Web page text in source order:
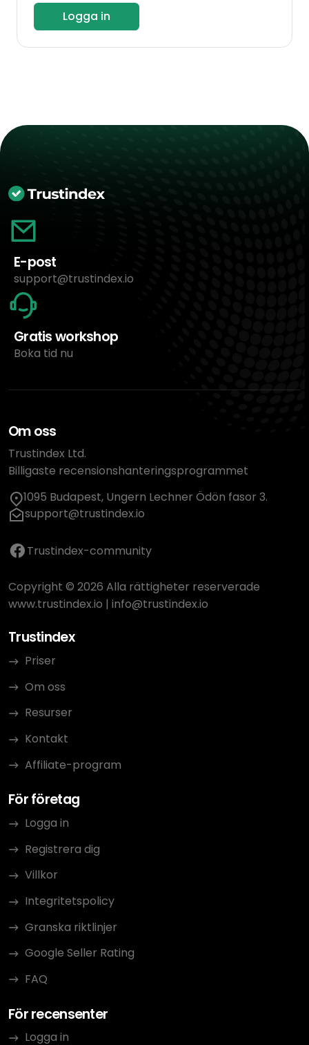
Logga in
E-post
support@trustindex.io
Gratis workshop
Boka tid nu
Om oss
Trustindex Ltd.
Billigaste recensionshanteringsprogrammet
1095 Budapest, Ungern Lechner Ödön fasor 3.
support@trustindex.io
Trustindex-community
Copyright © 2026 Alla rättigheter reserverade
www.trustindex.io | info@trustindex.io
Trustindex
Priser
Om oss
Resurser
Kontakt
Affiliate-program
För företag
Logga in
Registrera dig
Villkor
Integritetspolicy
Granska riktlinjer
Google Seller Rating
FAQ
För recensenter
Logga in